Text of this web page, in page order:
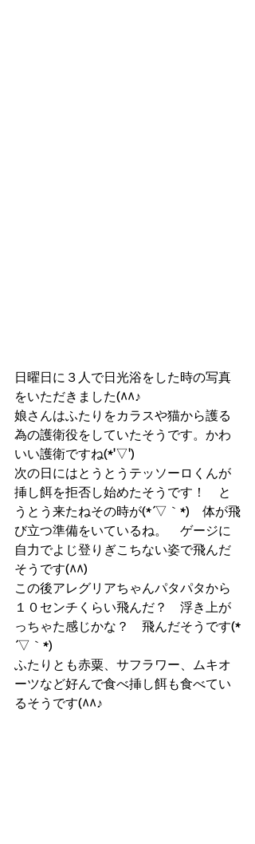
日曜日に３人で日光浴をした時の写真
をいただきました(^^♪
娘さんはふたりをカラスや猫から護る
為の護衛役をしていたそうです。かわ
いい護衛ですね(*'▽')
次の日にはとうとうテッソーロくんが
挿し餌を拒否し始めたそうです！　と
うとう来たねその時が(*´▽｀*)　体が飛
び立つ準備をいているね。　ゲージに
自力でよじ登りぎこちない姿で飛んだ
そうです(^^)
この後アレグリアちゃんパタパタから
１０センチくらい飛んだ？　浮き上が
っちゃた感じかな？　飛んだそうです(*
´▽｀*)
ふたりとも赤粟、サフラワー、ムキオ
ーツなど好んで食べ挿し餌も食べてい
るそうです(^^♪